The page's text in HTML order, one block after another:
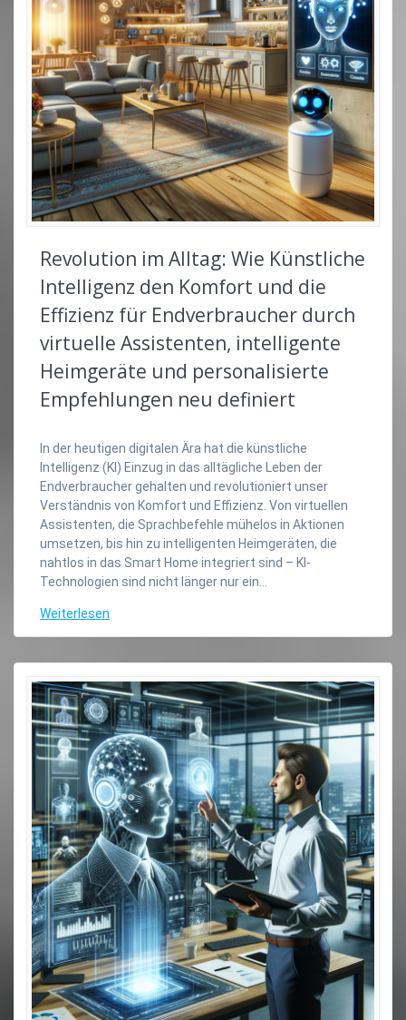
Revolution im Alltag: Wie Künstliche
Intelligenz den Komfort und die
Effizienz für Endverbraucher durch
virtuelle Assistenten, intelligente
Heimgeräte und personalisierte
Empfehlungen neu definiert
In der heutigen digitalen Ära hat die künstliche
Intelligenz (KI) Einzug in das alltägliche Leben der
Endverbraucher gehalten und revolutioniert unser
Verständnis von Komfort und Effizienz. Von virtuellen
Assistenten, die Sprachbefehle mühelos in Aktionen
umsetzen, bis hin zu intelligenten Heimgeräten, die
nahtlos in das Smart Home integriert sind – KI-
Technologien sind nicht länger nur ein…
Weiterlesen